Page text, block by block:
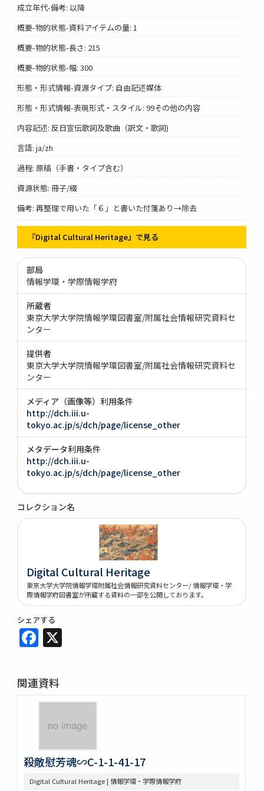
成立年代-備考: 以降
概要-物的状態-資料アイテムの量: 1
概要-物的状態-長さ: 215
概要-物的状態-幅: 300
形態・形式情報-資源タイプ: 自由記述媒体
形態・形式情報-表現形式・スタイル: 99その他の内容
内容記述: 反日宣伝歌詞及歌曲（訳文・歌詞)
言語: ja/zh
過程: 原稿（手書・タイプ含む）
資源状態: 冊子/綴
備考: 再整理で用いた「６」と書いた付箋あり→除去
『Digital Cultural Heritage』で見る
部局
情報学環・学際情報学府
所蔵者
東京大学大学院情報学環図書室/附属社会情報研究資料セ
ンター
提供者
東京大学大学院情報学環図書室/附属社会情報研究資料セ
ンター
メディア（画像等）利用条件
http://dch.iii.u-
tokyo.ac.jp/s/dch/page/license_other
メタデータ利用条件
http://dch.iii.u-
tokyo.ac.jp/s/dch/page/license_other
コレクション名
Digital Cultural Heritage
東京大学大学院情報学環附属社会情報研究資料センター/ 情報学環・学
際情報学府図書室が所蔵する資料の一部を公開しております。
シェアする
Facebook
関連資料
殺敵慰芳魂∽C-1-1-41-17
Digital Cultural Heritage | 情報学環・学際情報学府